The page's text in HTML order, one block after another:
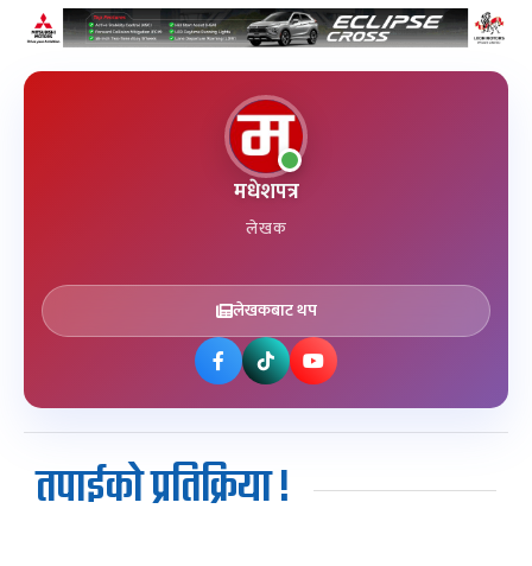
मधेशपत्र
लेखक
लेखकबाट थप
तपाईको प्रतिक्रिया !